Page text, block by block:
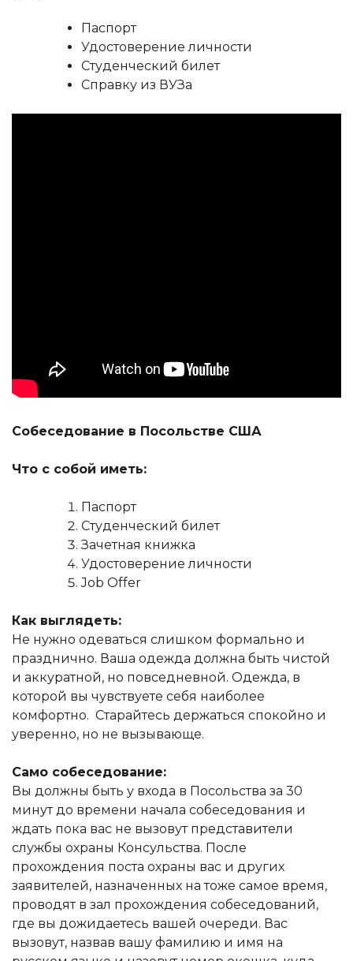
Паспорт
Удостоверение личности
Студенческий билет
Справку из ВУЗа
Собеседование в Посольстве США
Что с собой иметь:
Паспорт
Студенческий билет
Зачетная книжка
Удостоверение личности
Job Offer
Как выглядеть:
Не нужно одеваться слишком формально и
празднично. Ваша одежда должна быть чистой
и аккуратной, но повседневной. Одежда, в
которой вы чувствуете себя наиболее
комфортно. Старайтесь держаться спокойно и
уверенно, но не вызывающе.
Само собеседование:
Вы должны быть у входа в Посольства за 30
минут до времени начала собеседования и
ждать пока вас не вызовут представители
службы охраны Консульства. После
прохождения поста охраны вас и других
заявителей, назначенных на тоже самое время,
проводят в зал прохождения собеседований,
где вы дожидаетесь вашей очереди. Вас
вызовут, назвав вашу фамилию и имя на